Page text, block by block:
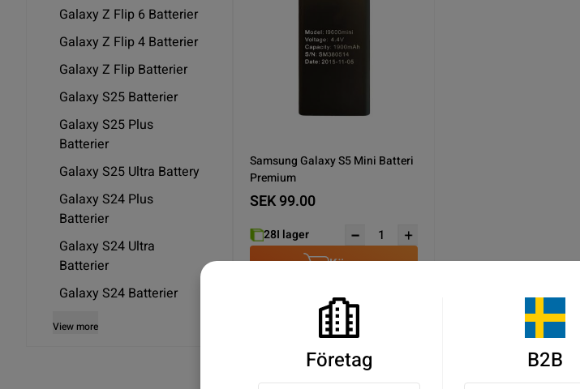
Galaxy Z Flip 6 Batterier
Galaxy Z Flip 4 Batterier
Galaxy Z Flip Batterier
Galaxy S25 Batterier
Galaxy S25 Plus
Batterier
Galaxy S25 Ultra Battery
Galaxy S24 Plus
Batterier
Galaxy S24 Ultra
Batterier
Galaxy S24 Batterier
View more
Samsung Galaxy S5 Mini Batteri
Premium
SEK 99.00
28I lager
Köp nu
Företag B2B